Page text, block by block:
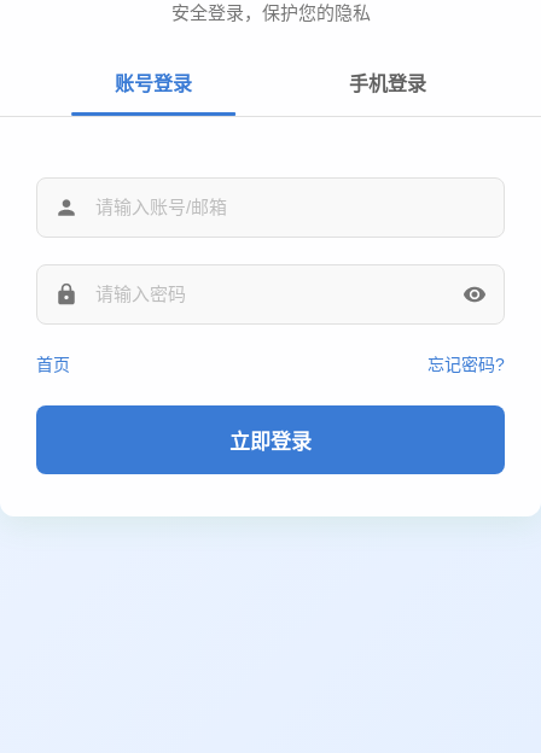
安全登录，保护您的隐私
账号登录 手机登录
首页 忘记密码?
立即登录